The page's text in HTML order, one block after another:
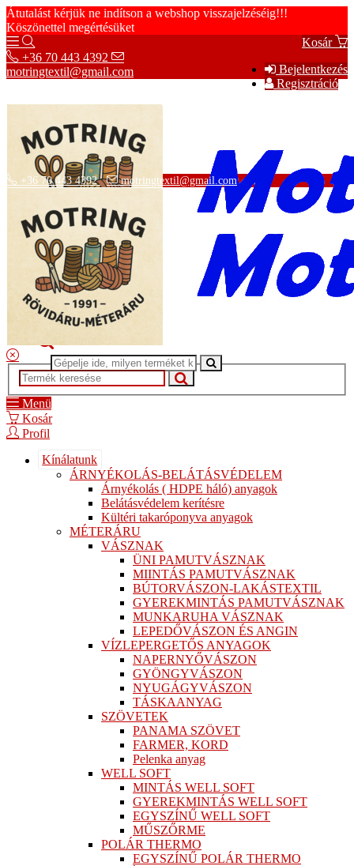
Átutalást kérjük ne indítson a webshop visszajelzéséig!!!
Köszönettel megértésüket
Kosár
Bejelentkezés
Regisztráció
+36 70 443 4392
motringtextil@gmail.com
Adatvédelmi tájékoztató
ÁSZF
Szállítási információk
+36 70 443 4392 motringtextil@gmail.com
Menü
Kosár
Profil
Kínálatunk
ÁRNYÉKOLÁS-BELÁTÁSVÉDELEM
Árnyékolás ( HDPE háló) anyagok
Belátásvédelem kerítésre
Kültéri takaróponyva anyagok
MÉTERÁRU
VÁSZNAK
ÜNI PAMUTVÁSZNAK
MIINTÁS PAMUTVÁSZNAK
BÚTORVÁSZON-LAKÁSTEXTIL
GYEREKMINTÁS PAMUTVÁSZNAK
MUNKARUHA VÁSZNAK
LEPEDŐVÁSZON ÉS ANGIN
VÍZLEPERGETŐS ANYAGOK
NAPERNYŐVÁSZON
GYÖNGYVÁSZON
NYUGÁGYVÁSZON
TÁSKAANYAG
SZÖVETEK
PANAMA SZÖVET
FARMER, KORD
Pelenka anyag
WELL SOFT
MINTÁS WELL SOFT
GYEREKMINTÁS WELL SOFT
EGYSZÍNŰ WELL SOFT
MŰSZŐRME
POLÁR THERMO
EGYSZÍNŰ POLÁR THERMO